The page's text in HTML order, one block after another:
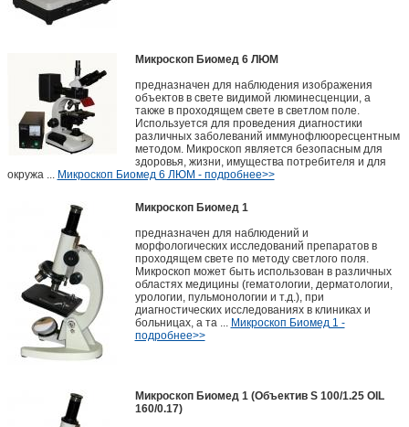
Микроскоп Биомед 6 ЛЮМ
предназначен для наблюдения изображения
объектов в свете видимой люминесценции, а
также в проходящем свете в светлом поле.
Используется для проведения диагностики
различных заболеваний иммунофлюоресцентным
методом. Микроскоп является безопасным для
здоровья, жизни, имущества потребителя и для
окружа ... Микроскоп Биомед 6 ЛЮМ - подробнее>>
Микроскоп Биомед 1
предназначен для наблюдений и
морфологических исследований препаратов в
проходящем свете по методу светлого поля.
Микроскоп может быть использован в различных
областях медицины (гематологии, дерматологии,
урологии, пульмонологии и т.д.), при
диагностических исследованиях в клиниках и
больницах, а та ... Микроскоп Биомед 1 -
подробнее>>
Микроскоп Биомед 1 (Объектив S 100/1.25 OIL
160/0.17)